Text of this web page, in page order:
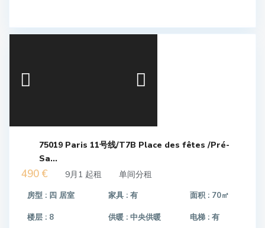
75019 Paris 11号线/T7B Place des fêtes /Pré-
Sa...
490 € 9月1 起租 单间分租
房型 : 四 居室 家具 :有 面积 : 70㎡
楼层 : 8 供暖 :中央供暖 电梯 : 有